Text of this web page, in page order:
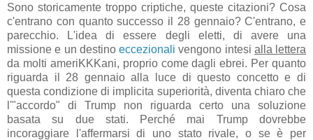
Sono storicamente troppo criptiche, queste citazioni? Cosa
c'entrano con quanto successo il 28 gennaio? C'entrano, e
parecchio. L'idea di essere degli eletti, di avere una
missione e un destino eccezionali vengono intesi alla lettera
da molti ameriKKKani, proprio come dagli ebrei. Per quanto
riguarda il 28 gennaio alla luce di questo concetto e di
questa condizione di implicita superiorità, diventa chiaro che
l'"accordo" di Trump non riguarda certo una soluzione
basata su due stati. Perché mai Trump dovrebbe
incoraggiare l'affermarsi di uno stato rivale, o se è per